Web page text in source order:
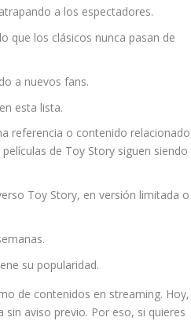
a los espectadores.
que los clásicos nunca pasan de
a nuevos fans.
esta lista.
referencia o contenido
de Toy Story siguen siendo
Toy Story, en versión limitada o
su popularidad.
de contenidos en streaming. Hoy,
aviso previo. Por eso, si quieres